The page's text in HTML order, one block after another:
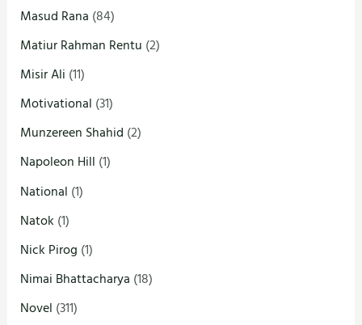
Masud Rana (84)
Matiur Rahman Rentu (2)
Misir Ali (11)
Motivational (31)
Munzereen Shahid (2)
Napoleon Hill (1)
National (1)
Natok (1)
Nick Pirog (1)
Nimai Bhattacharya (18)
Novel (311)